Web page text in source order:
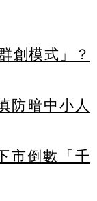
創模式」？
防暗中小人
市倒數「千